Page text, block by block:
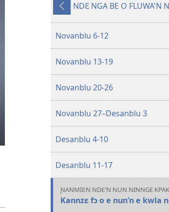
mannzin
wafa'n
MUN
NIN
BE
Novanblu–
Desanblu
Ng’ɔ
sinnin’n
NDƐ NGA BE O FLUWA'N
Novanblu 6-12
Novanblu 13-19
Novanblu 20-26
Novanblu 27–Desanblu 3
Desanblu 4-10
Desanblu 11-17
ƝANMIƐN NDƐ’N NUN NINNGE
Kannzɛ fɔ o e nun’n e kwla